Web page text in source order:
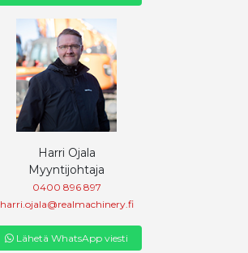
Harri Ojala
Myyntijohtaja
0400 896 897
harri.ojala@realmachinery.fi
Lähetä WhatsApp viesti